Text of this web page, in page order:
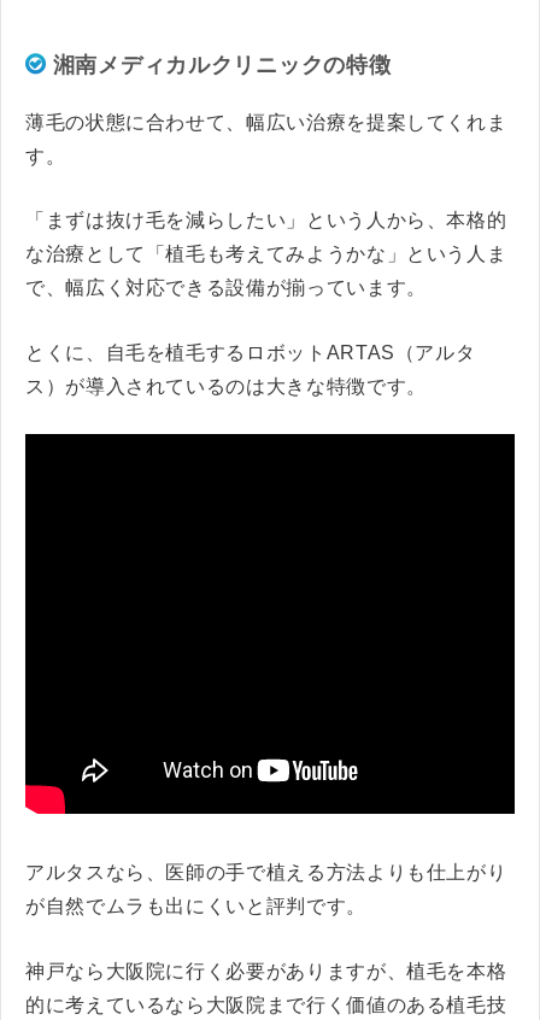
湘南メディカルクリニックの特徴
薄毛の状態に合わせて、幅広い治療を提案してくれま
す。
「まずは抜け毛を減らしたい」という人から、本格的
な治療として「植毛も考えてみようかな」という人ま
で、幅広く対応できる設備が揃っています。
とくに、自毛を植毛するロボットARTAS（アルタ
ス）が導入されているのは大きな特徴です。
アルタスなら、医師の手で植える方法よりも仕上がり
が自然でムラも出にくいと評判です。
神戸なら大阪院に行く必要がありますが、植毛を本格
的に考えているなら大阪院まで行く価値のある植毛技